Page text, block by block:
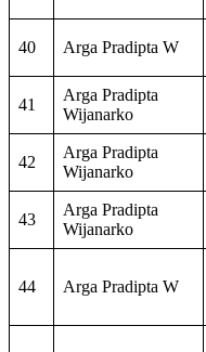
40 Arga Pradipta W
41
Arga Pradipta
Wijanarko
42
Arga Pradipta
Wijanarko
43
Arga Pradipta
Wijanarko
44 Arga Pradipta W